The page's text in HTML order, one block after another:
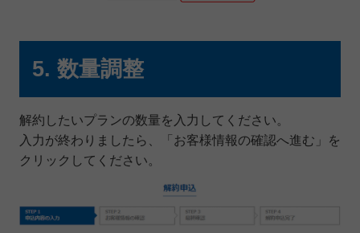
5. 数量調整
解約したいプランの数量を入力してください。
入力が終わりましたら、「お客様情報の確認へ進む」を
クリックしてください。